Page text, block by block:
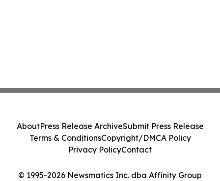
© 1995-2026 Newsmatics Inc. dba Affinity Group
AboutPress Release ArchiveSubmit Press Release
Terms & ConditionsCopyright/DMCA Policy
Privacy PolicyContact